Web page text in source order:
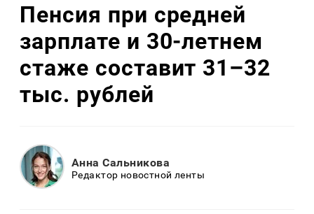
Пенсия при средней
зарплате и 30-летнем
стаже составит 31–32
тыс. рублей
Анна Сальникова
Редактор новостной ленты